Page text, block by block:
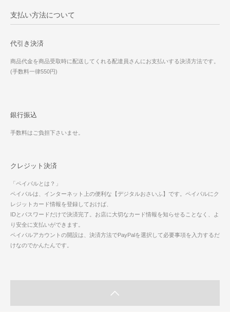
支払い方法について
代引き決済
商品代金を商品受取時に配送してくれる配達員さんにお支払いする決済方法です。
(手数料一律550円)
銀行振込
手数料はご負担下さいませ。
クレジット決済
「ペイパルとは？」
ペイパルは、インターネット上の便利な【デジタルおさいふ】です。ペイパルにク
レジットカード情報を登録しておけば、
IDとパスワードだけで決済完了。お店に大切なカード情報を知らせることなく、よ
り安全に支払いができます。
ペイパルアカウントの開設は、決済方法でPayPalを選択して必要事項を入力するだ
けなのでかんたんです。